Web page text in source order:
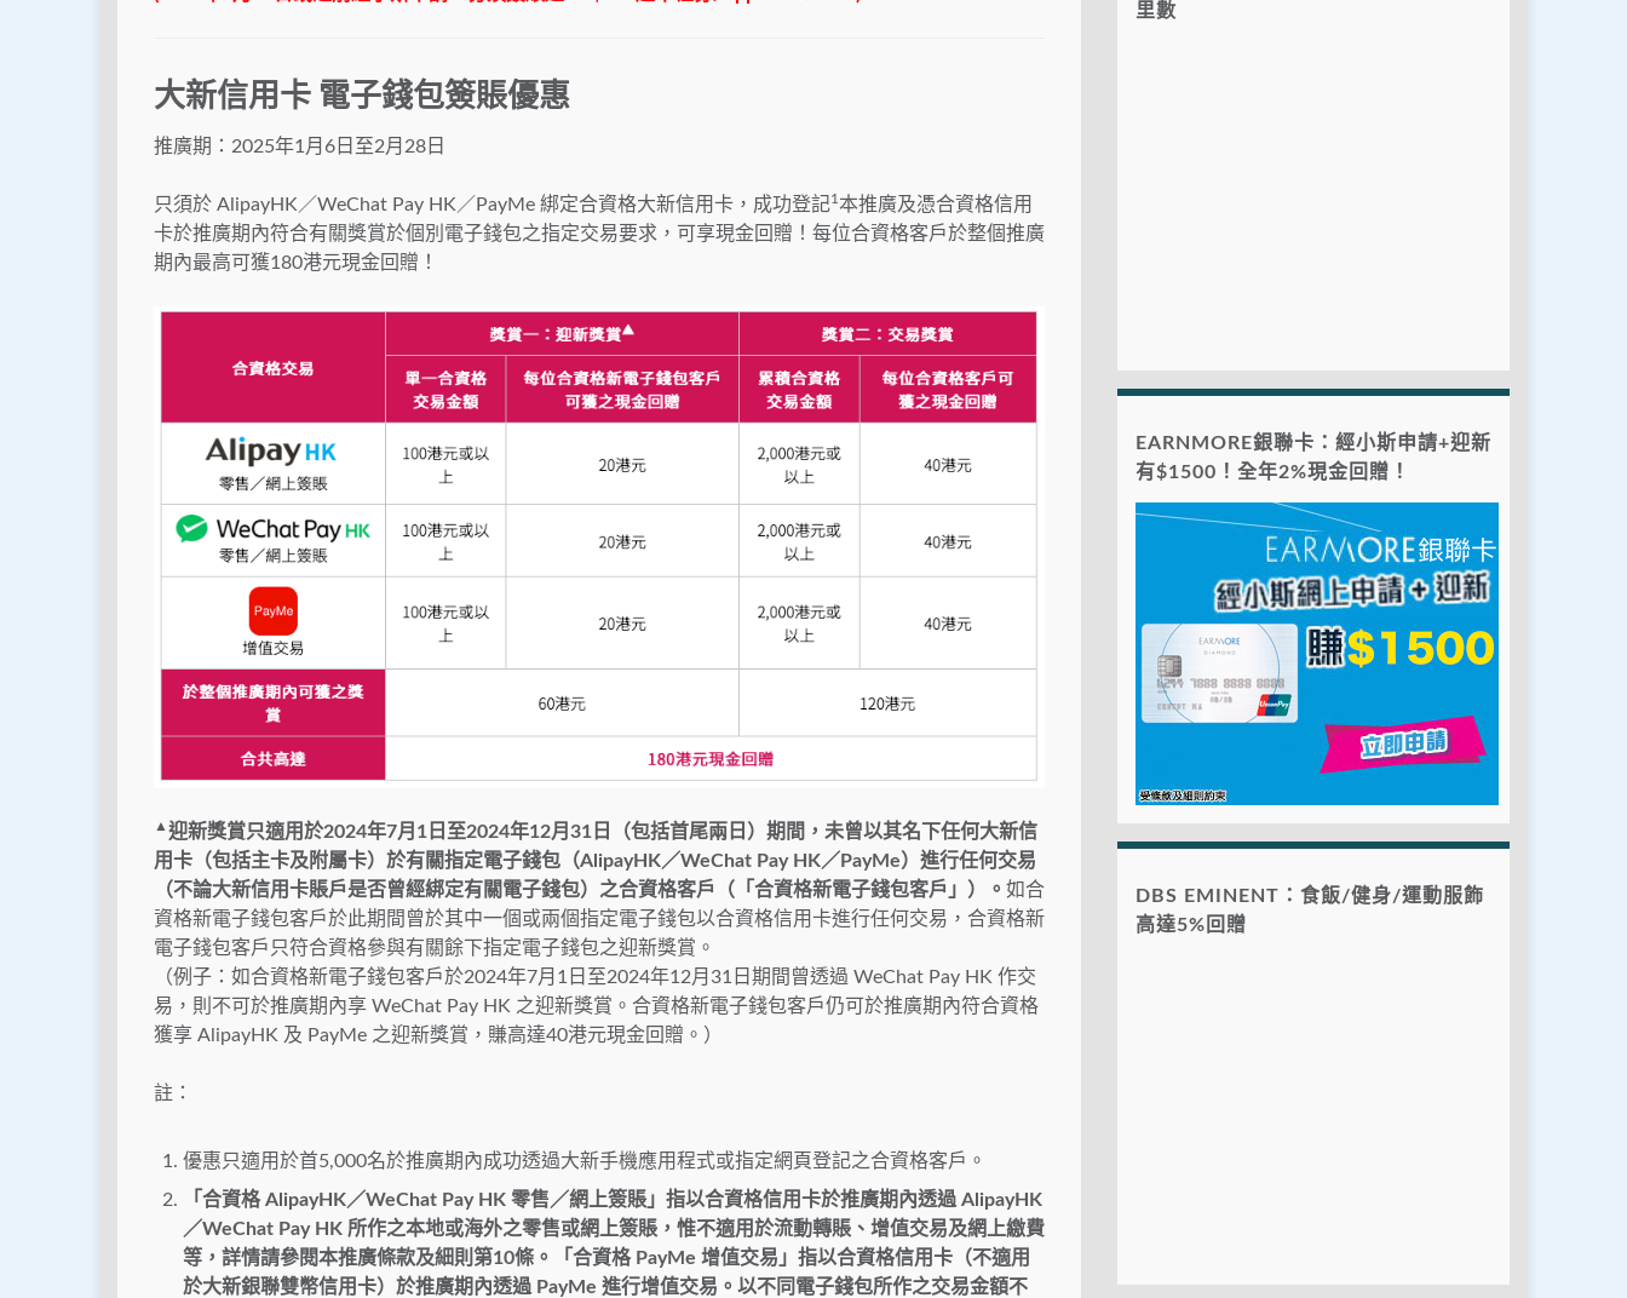
大新信用卡 電子錢包簽賬優惠
推廣期：2025年1月6日至2月28日
只須於 AlipayHK／WeChat Pay HK／PayMe 綁定合資格大新信用卡，成功登記1 本推廣及憑合資格信用
卡於推廣期內符合有關獎賞於個別電子錢包之指定交易要求，可享現金回贈！每位合資格客戶於整個推廣
期內最高可獲180港元現金回贈！
▲ 迎新獎賞只適用於2024年7月1日至2024年12月31日（包括首尾兩日）期間，未曾以其名下任何大新信
用卡（包括主卡及附屬卡）於有關指定電子錢包（AlipayHK／WeChat Pay HK／PayMe）進行任何交易
（不論大新信用卡賬戶是否曾經綁定有關電子錢包）之合資格客戶（「合資格新電子錢包客戶」）。 如合
資格新電子錢包客戶於此期間曾於其中一個或兩個指定電子錢包以合資格信用卡進行任何交易，合資格新
電子錢包客戶只符合資格參與有關餘下指定電子錢包之迎新獎賞。
（例子：如合資格新電子錢包客戶於2024年7月1日至2024年12月31日期間曾透過 WeChat Pay HK 作交
易，則不可於推廣期內享 WeChat Pay HK 之迎新獎賞。合資格新電子錢包客戶仍可於推廣期內符合資格
獲享 AlipayHK 及 PayMe 之迎新獎賞，賺高達40港元現金回贈。）
註：
優惠只適用於首5,000名於推廣期內成功透過大新手機應用程式或指定網頁登記之合資格客戶。
「合資格 AlipayHK／WeChat Pay HK 零售／網上簽賬」指以合資格信用卡於推廣期內透過 AlipayHK
／WeChat Pay HK 所作之本地或海外之零售或網上簽賬，惟不適用於流動轉賬、增值交易及網上繳費
等，詳情請參閱本推廣條款及細則第10條。「合資格 PayMe 增值交易」指以合資格信用卡（不適用
於大新銀聯雙幣信用卡）於推廣期內透過 PayMe 進行增值交易。以不同電子錢包所作之交易金額不
里數
EARNMORE銀聯卡：經小斯申請+迎新
有$1500！全年2%現金回贈！
DBS EMINENT：食飯/健身/運動服飾
高達5%回贈